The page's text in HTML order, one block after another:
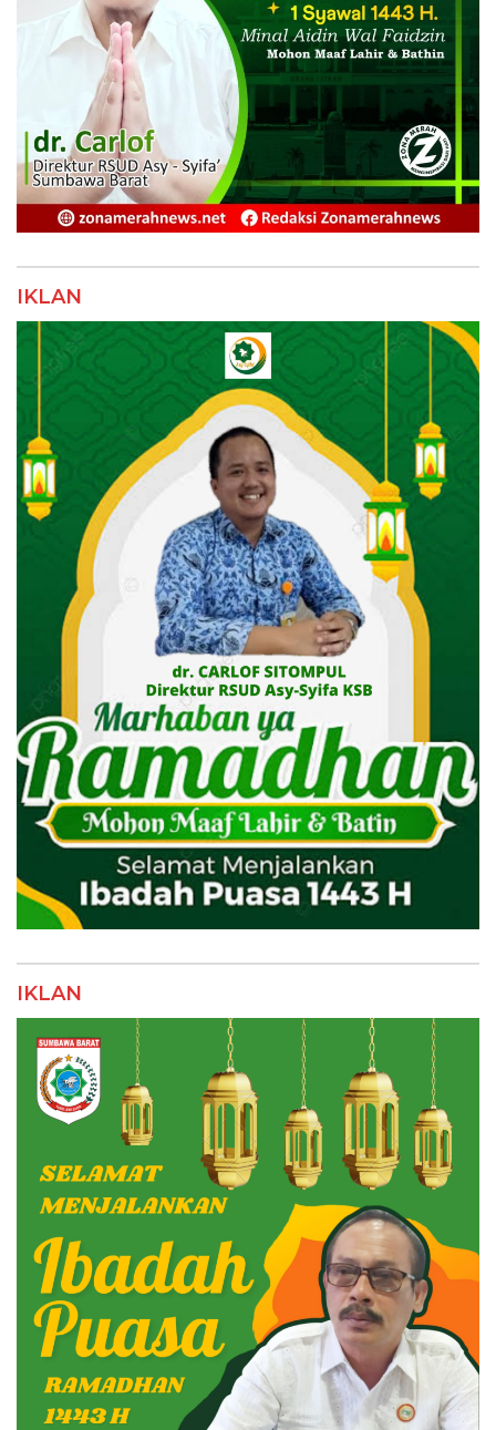
IKLAN
IKLAN